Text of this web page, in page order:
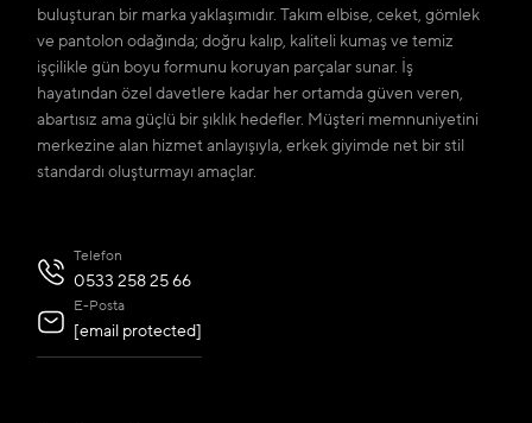
buluşturan bir marka yaklaşımıdır. Takım elbise, ceket, gömlek
ve pantolon odağında; doğru kalıp, kaliteli kumaş ve temiz
işçilikle gün boyu formunu koruyan parçalar sunar. İş
hayatından özel davetlere kadar her ortamda güven veren,
abartısız ama güçlü bir şıklık hedefler. Müşteri memnuniyetini
merkezine alan hizmet anlayışıyla, erkek giyimde net bir stil
standardı oluşturmayı amaçlar.
Telefon
0533 258 25 66
E-Posta
[email protected]